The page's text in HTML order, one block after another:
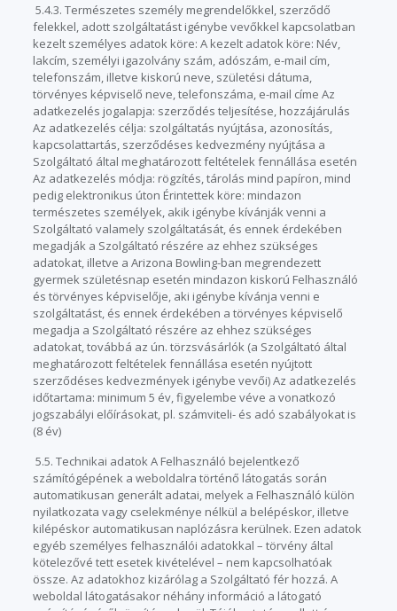
5.4.3. Természetes személy megrendelőkkel, szerződő
felekkel, adott szolgáltatást igénybe vevőkkel kapcsolatban
kezelt személyes adatok köre: A kezelt adatok köre: Név,
lakcím, személyi igazolvány szám, adószám, e-mail cím,
telefonszám, illetve kiskorú neve, születési dátuma,
törvényes képviselő neve, telefonszáma, e-mail címe Az
adatkezelés jogalapja: szerződés teljesítése, hozzájárulás
Az adatkezelés célja: szolgáltatás nyújtása, azonosítás,
kapcsolattartás, szerződéses kedvezmény nyújtása a
Szolgáltató által meghatározott feltételek fennállása esetén
Az adatkezelés módja: rögzítés, tárolás mind papíron, mind
pedig elektronikus úton Érintettek köre: mindazon
természetes személyek, akik igénybe kívánják venni a
Szolgáltató valamely szolgáltatását, és ennek érdekében
megadják a Szolgáltató részére az ehhez szükséges
adatokat, illetve a Arizona Bowling-ban megrendezett
gyermek születésnap esetén mindazon kiskorú Felhasználó
és törvényes képviselője, aki igénybe kívánja venni e
szolgáltatást, és ennek érdekében a törvényes képviselő
megadja a Szolgáltató részére az ehhez szükséges
adatokat, továbbá az ún. törzsvásárlók (a Szolgáltató által
meghatározott feltételek fennállása esetén nyújtott
szerződéses kedvezmények igénybe vevői) Az adatkezelés
időtartama: minimum 5 év, figyelembe véve a vonatkozó
jogszabályi előírásokat, pl. számviteli- és adó szabályokat is
(8 év)
5.5. Technikai adatok A Felhasználó bejelentkező
számítógépének a weboldalra történő látogatás során
automatikusan generált adatai, melyek a Felhasználó külön
nyilatkozata vagy cselekménye nélkül a belépéskor, illetve
kilépéskor automatikusan naplózásra kerülnek. Ezen adatok
egyéb személyes felhasználói adatokkal – törvény által
kötelezővé tett esetek kivételével – nem kapcsolhatóak
össze. Az adatokhoz kizárólag a Szolgáltató fér hozzá. A
weboldal látogatásakor néhány információ a látogató